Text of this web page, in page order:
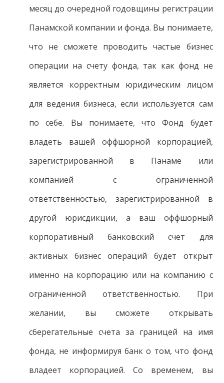
месяц до очередной годовщины регистрации
Панамской компании и фонда. Вы понимаете,
что не сможете проводить частые бизнес
операции на счету фонда, так как фонд не
является корректным юридическим лицом
для ведения бизнеса, если используется сам
по себе. Вы понимаете, что Фонд будет
владеть вашей оффшорной корпорацией,
зарегистрированной в Панаме или
компанией с ограниченной
ответственностью, зарегистрированной в
другой юрисдикции, а ваш оффшорный
корпоративный банковский счет для
активных бизнес операций будет открыт
именно на корпорацию или на компанию с
ограниченной ответственностью. При
желании, вы сможете открывать
сберегательные счета за границей на имя
фонда, не информируя банк о том, что фонд
владеет корпорацией. Со временем, вы